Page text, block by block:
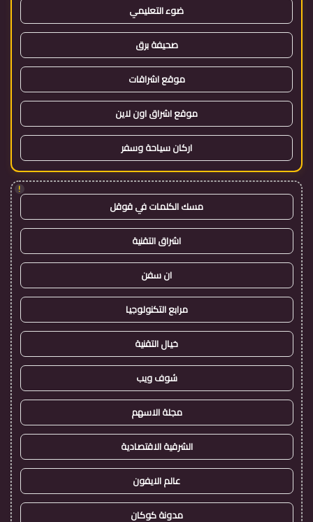
ضوء التعليمي
صحيفة برق
موقع اشراقات
موقع اشراق اون لاين
اركان سياحة وسفر
!
مسك الكلمات في قوقل
اشراق التقنية
ان سفن
مرابع التكنولوجيا
خيال التقنية
شوف ويب
مجلة الاسهم
الشرقية الاقتصادية
عالم الايفون
مدونة كوكان